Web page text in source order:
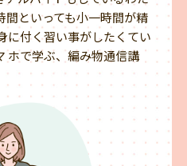
間といっても小一時間が精
に付く習い事がしたくてい
ホで学ぶ、編み物通信講